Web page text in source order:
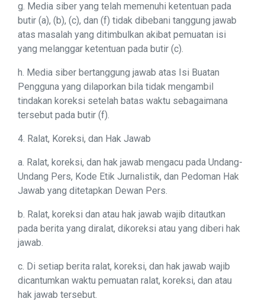
g. Media siber yang telah memenuhi ketentuan pada
butir (a), (b), (c), dan (f) tidak dibebani tanggung jawab
atas masalah yang ditimbulkan akibat pemuatan isi
yang melanggar ketentuan pada butir (c).
h. Media siber bertanggung jawab atas Isi Buatan
Pengguna yang dilaporkan bila tidak mengambil
tindakan koreksi setelah batas waktu sebagaimana
tersebut pada butir (f).
4. Ralat, Koreksi, dan Hak Jawab
a. Ralat, koreksi, dan hak jawab mengacu pada Undang-
Undang Pers, Kode Etik Jurnalistik, dan Pedoman Hak
Jawab yang ditetapkan Dewan Pers.
b. Ralat, koreksi dan atau hak jawab wajib ditautkan
pada berita yang diralat, dikoreksi atau yang diberi hak
jawab.
c. Di setiap berita ralat, koreksi, dan hak jawab wajib
dicantumkan waktu pemuatan ralat, koreksi, dan atau
hak jawab tersebut.